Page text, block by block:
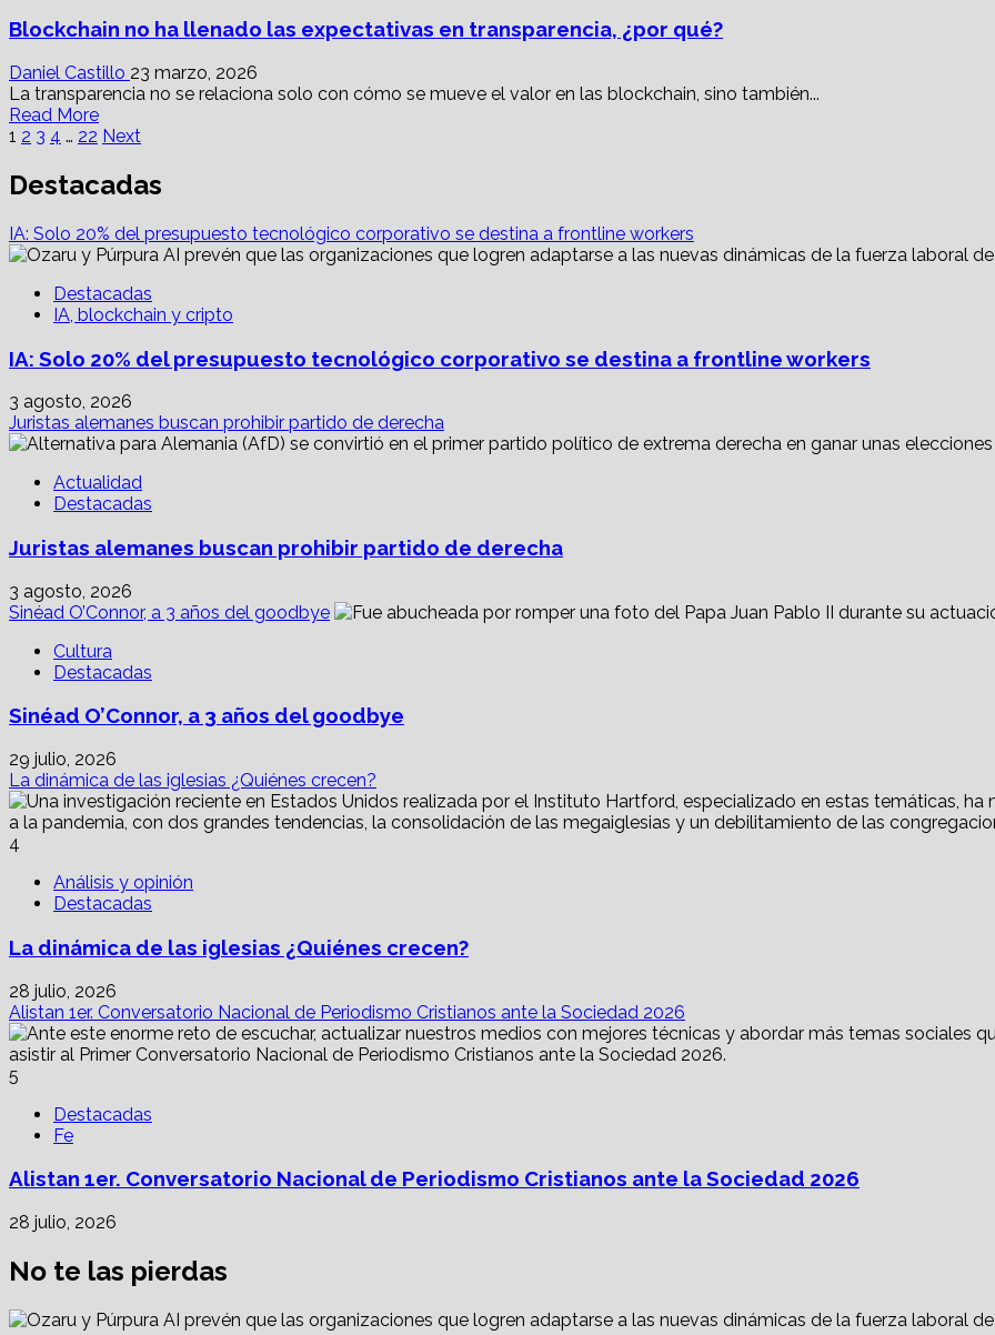
preservación
los
privilegios
para
la
tradicional
Blockchain no ha llenado las expectativas en transparencia, ¿por qué?
Daniel Castillo 23 marzo, 2026
La transparencia no se relaciona solo con cómo se mueve el valor en las blockchain, sino también...
Read MoreRead
more
Blockchain
no
llenado
las
expectativas
en
transparencia,
qué?
Paginación
de
entradas
1 2 3 4 … 22 Next
Destacadas
IA: Solo 20% del presupuesto tecnológico corporativo se destina a frontline workers
Destacadas
IA, blockchain y cripto
IA: Solo 20% del presupuesto tecnológico corporativo se destina a frontline workers
3 agosto, 2026
Juristas alemanes buscan prohibir partido de derecha
Actualidad
Destacadas
Juristas alemanes buscan prohibir partido de derecha
3 agosto, 2026
Sinéad O’Connor, a 3 años del goodbye
Cultura
Destacadas
Sinéad O’Connor, a 3 años del goodbye
29 julio, 2026
La dinámica de las iglesias ¿Quiénes crecen?
4
Análisis y opinión
Destacadas
La dinámica de las iglesias ¿Quiénes crecen?
28 julio, 2026
Alistan 1er. Conversatorio Nacional de Periodismo Cristianos ante la Sociedad 2026
5
Destacadas
Fe
Alistan 1er. Conversatorio Nacional de Periodismo Cristianos ante la Sociedad 2026
28 julio, 2026
No te las pierdas